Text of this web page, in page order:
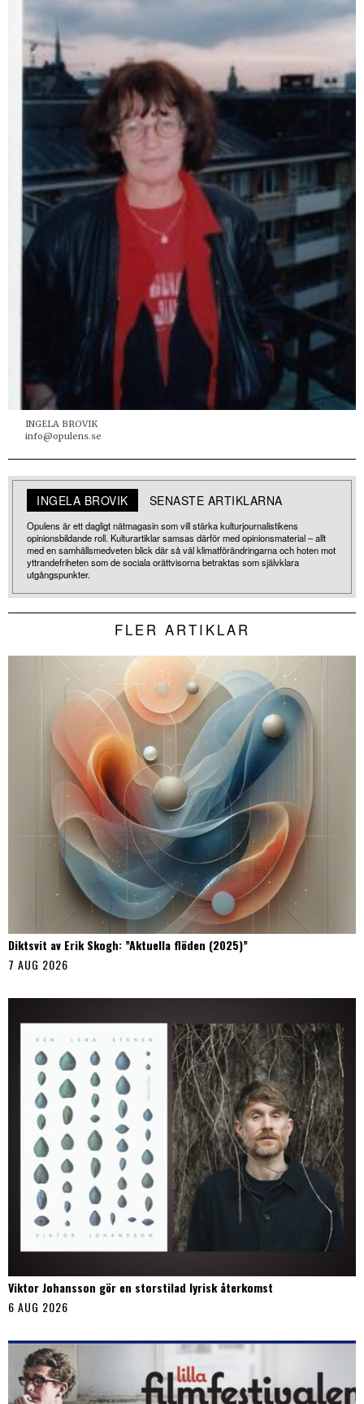
INGELA BROVIK
info@opulens.se
INGELA BROVIK SENASTE ARTIKLARNA
Opulens är ett dagligt nätmagasin som vill stärka kulturjournalistikens
opinionsbildande roll. Kulturartiklar samsas därför med opinionsmaterial – allt
med en samhällsmedveten blick där så väl klimatförändringarna och hoten mot
yttrandefriheten som de sociala orättvisorna betraktas som självklara
utgångspunkter.
FLER ARTIKLAR
Diktsvit av Erik Skogh: ”Aktuella flöden (2025)”
7 AUG 2026
Viktor Johansson gör en storstilad lyrisk återkomst
6 AUG 2026